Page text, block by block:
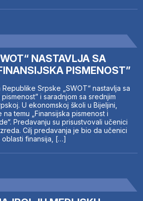
NASTAVLJA SA
PISMENOST”
Srpske „SWOT“ nastavlja sa
i saradnjom sa srednjim
U ekonomskoj školi u Bijeljini,
temu „Finansijska pismenost i
Predavanju su prisustvovali učenici
Cilj predavanja je bio da učenici
finansija, […]